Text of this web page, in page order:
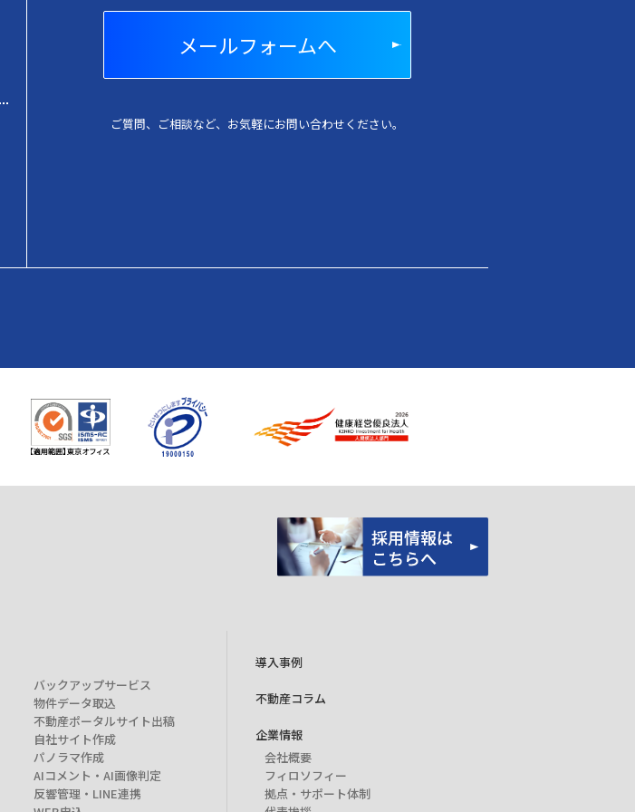
メールフォームへ
ご質問、ご相談など、お気軽にお問い合わせください。
バックアップサービス
物件データ取込
不動産ポータルサイト出稿
自社サイト作成
パノラマ作成
AIコメント・AI画像判定
反響管理・LINE連携
導入事例
不動産コラム
企業情報
会社概要
フィロソフィー
拠点・サポート体制